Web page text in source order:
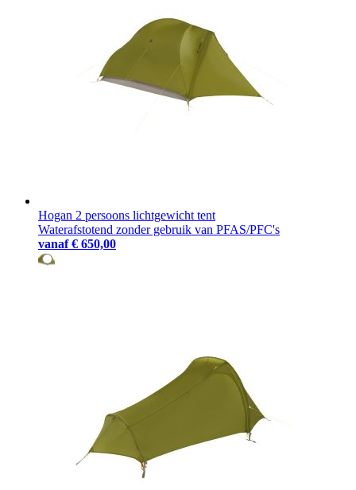
Hogan 2 persoons lichtgewicht tent
Waterafstotend zonder gebruik van PFAS/PFC's
vanaf € 650,00